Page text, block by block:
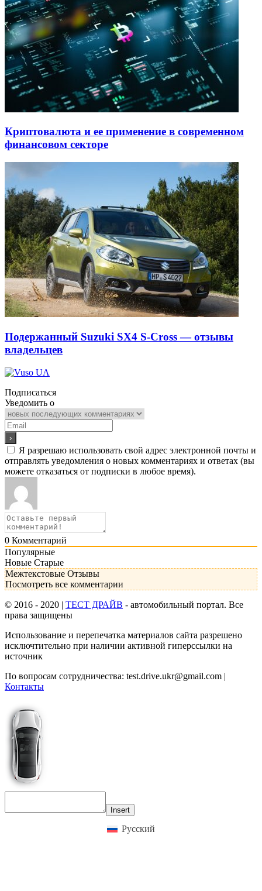
Криптовалюта и ее применение в современном
финансовом секторе
Подержанный Suzuki SX4 S-Cross — отзывы
владельцев
Подписаться
Уведомить о
Я разрешаю использовать свой адрес электронной почты и
отправлять уведомления о новых комментариях и ответах (вы
можете отказаться от подписки в любое время).
0 Комментарий
Популярные
Новые Старые
Межтекстовые Отзывы
Посмотреть все комментарии
© 2016 - 2020 | ТЕСТ ДРАЙВ - автомобильный портал. Все
права защищены
Использование и перепечатка материалов сайта разрешено
исключтительно при наличии активной гиперссылки на
источник
По вопросам сотрудничества: test.drive.ukr@gmail.com |
Контакты
Insert
Русский